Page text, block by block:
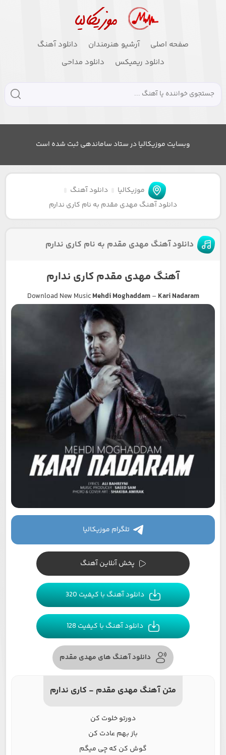
صفحه اصلی آرشیو هنرمندان
دانلود آهنگ
دانلود ریمیکس
دانلود مداحی
وبسایت موزیکالیا در ستاد ساماندهی ثبت شده است
موزیکالیا
دانلود آهنگ
دانلود آهنگ مهدی مقدم به نام کاری ندارم
دانلود آهنگ مهدی مقدم به نام کاری ندارم
آهنگ مهدی مقدم کاری ندارم
Download New MusicMehdi Moghaddam– Kari Nadaram
تلگرام موزیکالیا
پخش آنلاین آهنگ
دانلود آهنگ با کیفیت 320
دانلود آهنگ با کیفیت 128
دانلود آهنگ های مهدی مقدم
متن آهنگ مهدی مقدم - کاری ندارم
دورتو خلوت کن
باز بهم عادت کن
گوش کن که چی میگم